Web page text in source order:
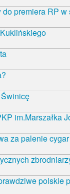
premiera RP
im.Marszałka
za palenie
polskie